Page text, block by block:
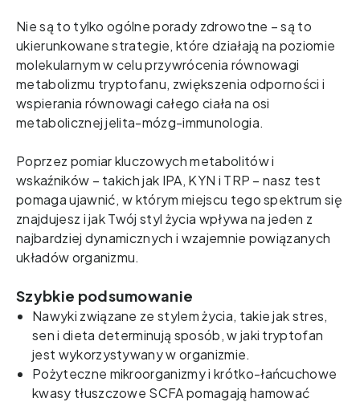
Nie są to tylko ogólne porady zdrowotne – są to
ukierunkowane strategie, które działają na poziomie
molekularnym w celu przywrócenia równowagi
metabolizmu tryptofanu, zwiększenia odporności i
wspierania równowagi całego ciała na osi
metabolicznej jelita-mózg-immunologia.
Poprzez pomiar kluczowych metabolitów i
wskaźników – takich jak IPA, KYN i TRP – nasz test
pomaga ujawnić, w którym miejscu tego spektrum się
znajdujesz i jak Twój styl życia wpływa na jeden z
najbardziej dynamicznych i wzajemnie powiązanych
układów organizmu.
Szybkie podsumowanie
Nawyki związane ze stylem życia, takie jak stres,
sen i dieta determinują sposób, w jaki tryptofan
jest wykorzystywany w organizmie.
Pożyteczne mikroorganizmy i krótko-łańcuchowe
kwasy tłuszczowe SCFA pomagają hamować